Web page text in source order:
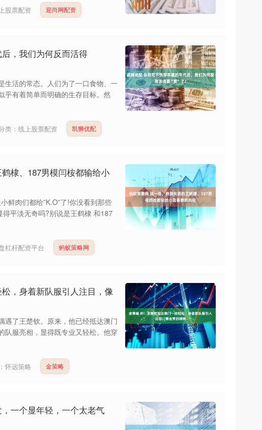
股票配资 迎尚网配资
，我们为何反而活得
生活的常态。人们为了一口食物、一
乎有着简单而明确的生存目标。然
类： 线上股票配资 凯狮优配
棣、187男模闫桉都输给小
鲜肉们都给”K.O”了!你没看到那些
得平淡无奇吗?别说是王鹤棣 和187
杠杆配资平台 蚂蚁策略网
，身着新队服引人注目，像
遇了王楚钦。原来，他已经抵达澳门
队服亮相，显得既专业又轻松。他穿
怀远策略 金策略
一个显年轻，一个太老气